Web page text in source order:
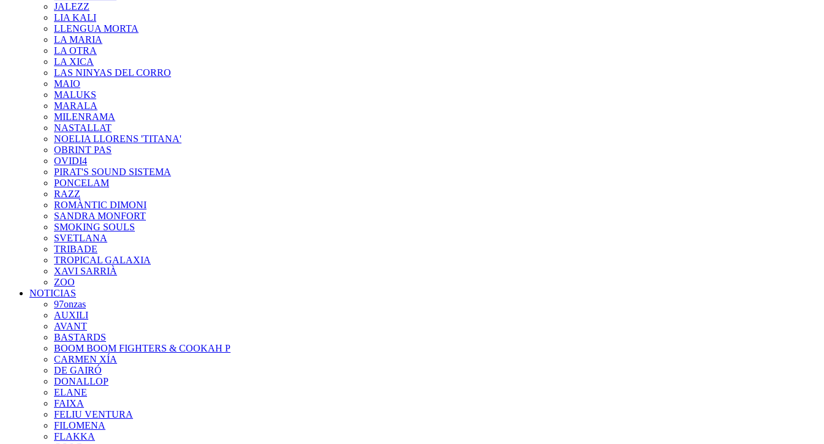
JALEZZ
LIA KALI
LLENGUA MORTA
LA MARIA
LA OTRA
LA XICA
LAS NINYAS DEL CORRO
MAIO
MALUKS
MARALA
MILENRAMA
NASTALLAT
NOELIA LLORENS 'TITANA'
OBRINT PAS
OVIDI4
PIRAT'S SOUND SISTEMA
PONCELAM
RAZZ
ROMÀNTIC DIMONI
SANDRA MONFORT
SMOKING SOULS
SVETLANA
TRIBADE
TROPICAL GALAXIA
XAVI SARRIÀ
ZOO
NOTICIAS
97onzas
AUXILI
AVANT
BASTARDS
BOOM BOOM FIGHTERS & COOKAH P
CARMEN XÍA
DE GAIRÓ
DONALLOP
ELANE
FAIXA
FELIU VENTURA
FILOMENA
FLAKKA